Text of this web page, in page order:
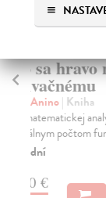
ich
Ševčovič
Publikácia
rôznych
11,54 €